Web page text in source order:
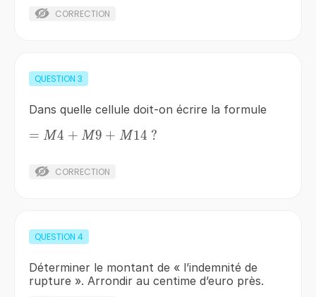
CORRECTION
QUESTION 3
Dans quelle cellule doit-on écrire la formule
=
= M4 + M9 + M14 ?
CORRECTION
QUESTION 4
Déterminer le montant de « l’indemnité de
rupture ». Arrondir au centime d’euro près.